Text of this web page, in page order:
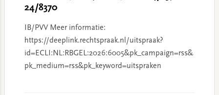
24/8370
IB/PVV Meer informatie:
https://deeplink.rechtspraak.nl/uitspraak?
id=ECLI:NL:RBGEL:2026:6005&pk_campaign=rss&
pk_medium=rss&pk_keyword=uitspraken